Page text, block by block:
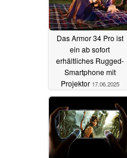
Das Armor 34 Pro ist
ein ab sofort
erhältliches Rugged-
Smartphone mit
Projektor 17.06.2025